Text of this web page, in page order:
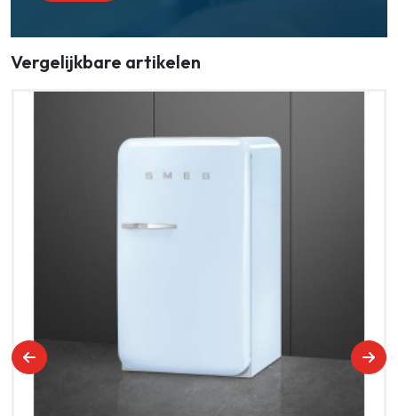
Vergelijkbare artikelen